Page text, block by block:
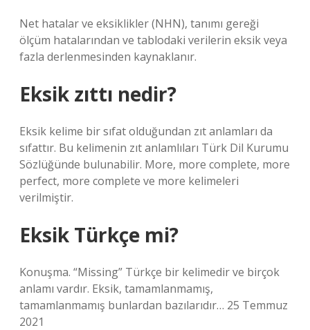
Net hatalar ve eksiklikler (NHN), tanımı gereği
ölçüm hatalarından ve tablodaki verilerin eksik veya
fazla derlenmesinden kaynaklanır.
Eksik zıttı nedir?
Eksik kelime bir sıfat olduğundan zıt anlamları da
sıfattır. Bu kelimenin zıt anlamlıları Türk Dil Kurumu
Sözlüğünde bulunabilir. More, more complete, more
perfect, more complete ve more kelimeleri
verilmiştir.
Eksik Türkçe mi?
Konuşma. “Missing” Türkçe bir kelimedir ve birçok
anlamı vardır. Eksik, tamamlanmamış,
tamamlanmamış bunlardan bazılarıdır… 25 Temmuz
2021